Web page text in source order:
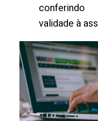
validade à